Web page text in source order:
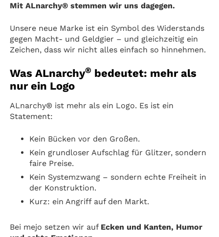
Mit ALnarchy® stemmen wir uns dagegen.
Unsere neue Marke ist ein Symbol des Widerstands
gegen Macht- und Geldgier – und gleichzeitig ein
Zeichen, dass wir nicht alles einfach so hinnehmen.
Was ALnarchy® bedeutet: mehr als
nur ein Logo
ALnarchy® ist mehr als ein Logo. Es ist ein
Statement:
Kein Bücken vor den Großen.
Kein grundloser Aufschlag für Glitzer, sondern
faire Preise.
Kein Systemzwang – sondern echte Freiheit in
der Konstruktion.
Kurz: ein Angriff auf den Markt.
Bei mejo setzen wir auf Ecken und Kanten, Humor